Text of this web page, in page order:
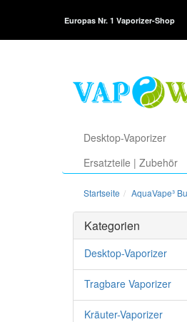
Europas Nr. 1 Vaporizer-Shop
Desktop-Vaporizer
Ersatzteile | Zubehör
Startseite AquaVape³
Kategorien
Desktop-Vaporizer
Tragbare Vaporizer
Kräuter-Vaporizer